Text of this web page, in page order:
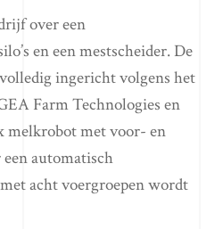
over een
en een mestscheider. De
ingericht volgens het
Farm Technologies en
melkrobot met voor- en
een automatisch
acht voergroepen wordt